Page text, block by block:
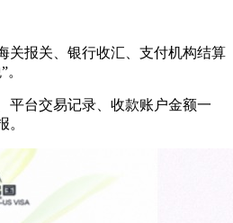
关报关、银行收汇、支付机构结算
平台交易记录、收款账户金额一
。